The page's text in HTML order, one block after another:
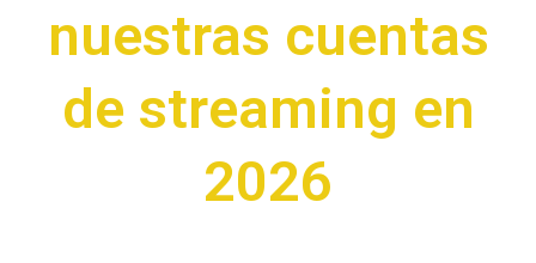
nuestras cuentas
de streaming en
2026